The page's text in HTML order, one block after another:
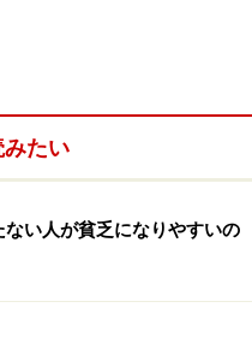
ボディブローのようにダ
ものを利用する。
たい
ない人が貧乏になりやすいの